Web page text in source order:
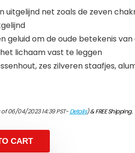
uitgelijnd net zoals de zeven
geluid om de oude betekenis
lichaam vast te leggen
zes zilveren staafjes,
06/04/2023 14:39 PST-Details)&FREE Shipping.
CART